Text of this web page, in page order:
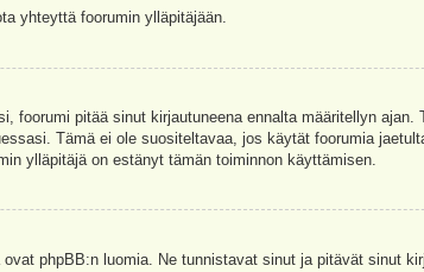
yhteyttä foorumin ylläpitäjään.
foorumi pitää sinut kirjautuneena ennalta määritellyn
Tämä ei ole suositeltavaa, jos käytät foorumia
ylläpitäjä on estänyt tämän toiminnon käyttämisen.
phpBB:n luomia. Ne tunnistavat sinut ja pitävät sinut